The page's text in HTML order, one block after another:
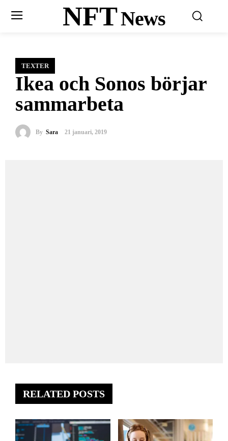
NFTNews
TEXTER
Ikea och Sonos börjar
sammarbeta
By Sara 21 januari, 2019
RELATED POSTS